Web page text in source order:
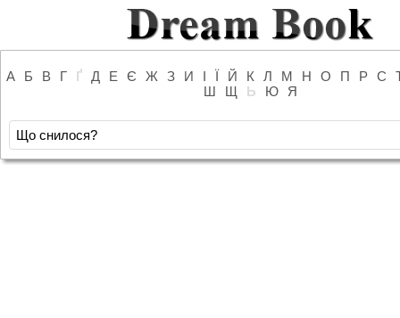
А Б В Г Ґ Д Е Є Ж З И І Ї Й К Л М Н О П Р С
Ш
Щ Ь Ю Я